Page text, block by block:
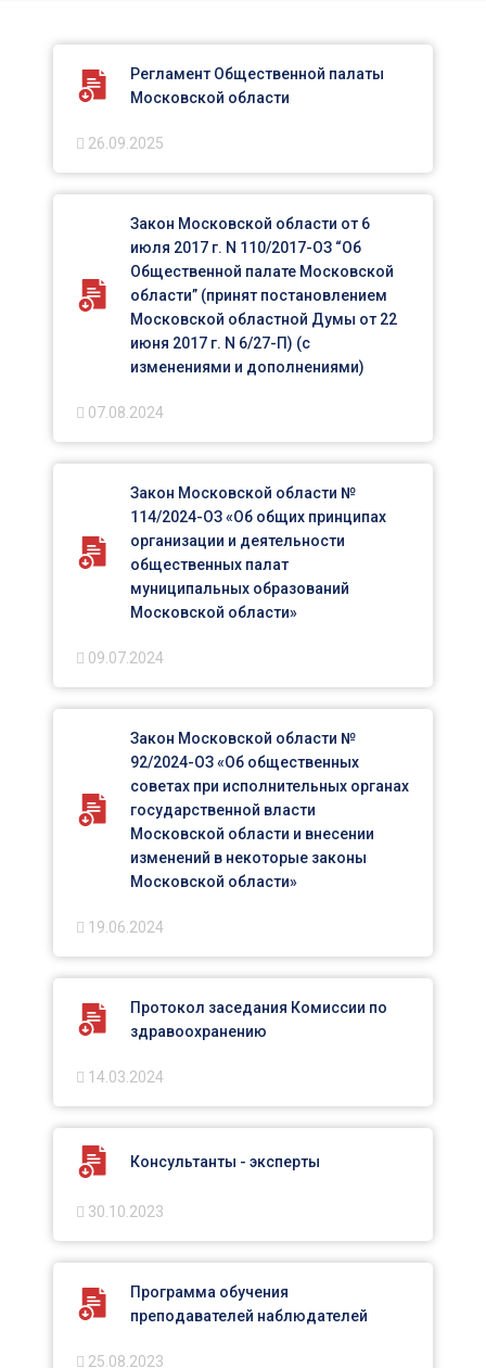
Регламент Общественной палаты
Московской области
26.09.2025
Закон Московской области от 6
июля 2017 г. N 110/2017-ОЗ “Об
Общественной палате Московской
области” (принят постановлением
Московской областной Думы от 22
июня 2017 г. N 6/27-П) (с
изменениями и дополнениями)
07.08.2024
Закон Московской области №
114/2024-ОЗ «Об общих принципах
организации и деятельности
общественных палат
муниципальных образований
Московской области»
09.07.2024
Закон Московской области №
92/2024-ОЗ «Об общественных
советах при исполнительных органах
государственной власти
Московской области и внесении
изменений в некоторые законы
Московской области»
19.06.2024
Протокол заседания Комиссии по
здравоохранению
14.03.2024
Консультанты - эксперты
30.10.2023
Программа обучения
преподавателей наблюдателей
25.08.2023